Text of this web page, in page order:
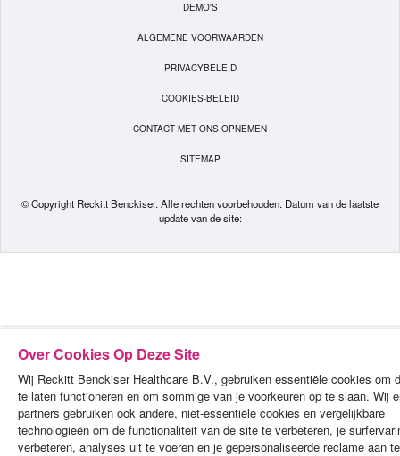
DEMO'S
ALGEMENE VOORWAARDEN
PRIVACYBELEID
COOKIES-BELEID
CONTACT MET ONS OPNEMEN
SITEMAP
© Copyright Reckitt Benckiser. Alle rechten voorbehouden. Datum van de laatste
update van de site:
Over Cookies Op Deze Site
Wij Reckitt Benckiser Healthcare B.V., gebruiken essentiële cookies om
te laten functioneren en om sommige van je voorkeuren op te slaan. Wij
partners gebruiken ook andere, niet-essentiële cookies en vergelijkbare
technologieën om de functionaliteit van de site te verbeteren, je
verbeteren, analyses uit te voeren en je gepersonaliseerde reclame aan